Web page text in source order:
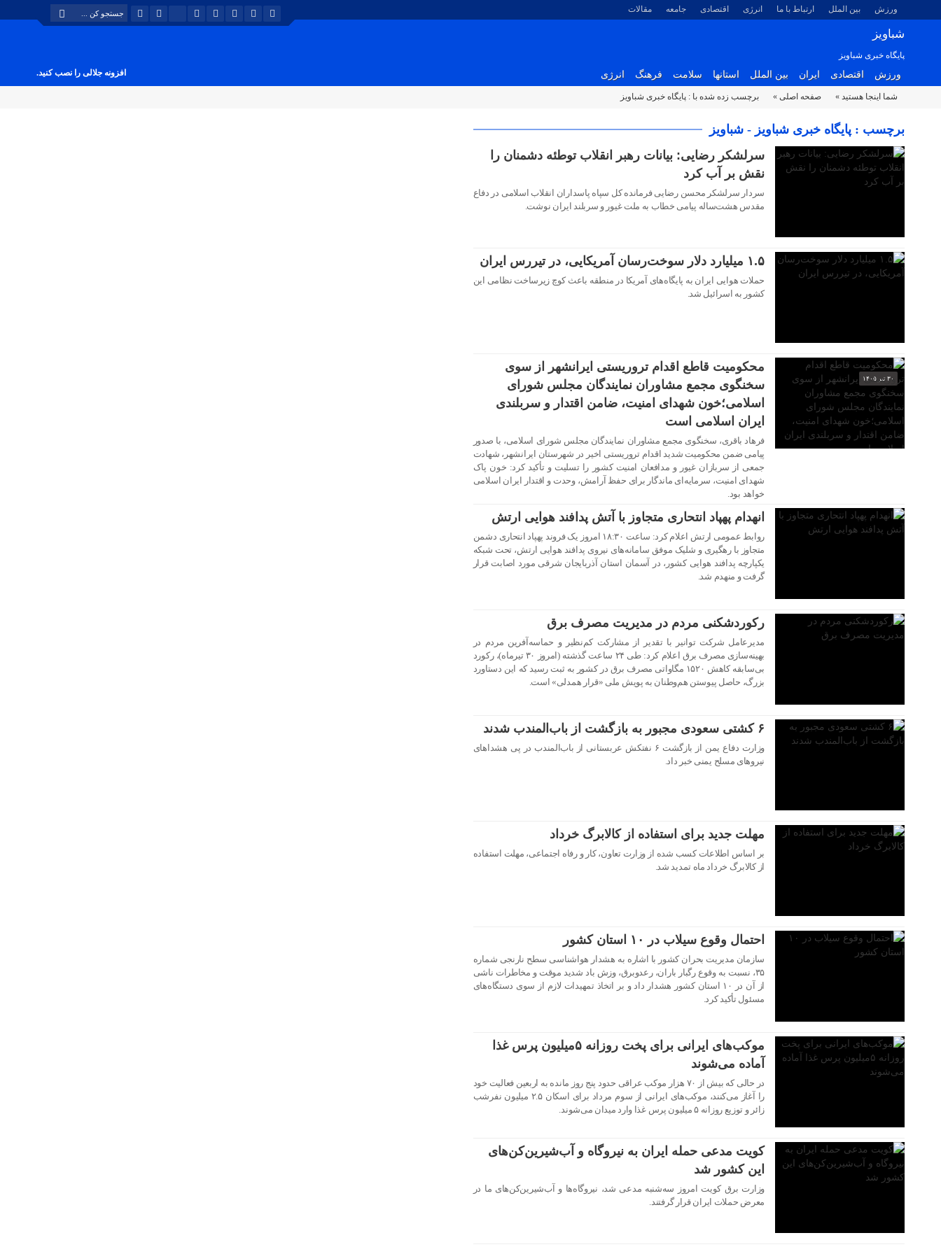
ورزش بین الملل ارتباط با ما انرژی اقتصادی جامعه مقالات
شباویز
پایگاه خبری شباویز
ورزش اقتصادی ایران بین الملل استانها سلامت فرهنگ انرژی افزونه جلالی را نصب کنید.
شما اینجا هستید » صفحه اصلی » برچسب زده شده با : پایگاه خبری شباویز
برچسب : پایگاه خبری شباویز - شباویز
سرلشکر رضایی: بیانات رهبر انقلاب توطئه دشمنان را
نقش بر آب کرد
سردار سرلشکر محسن رضایی فرمانده کل سپاه پاسداران انقلاب اسلامی در دفاع
مقدس هشت‌ساله پیامی خطاب به ملت غیور و سربلند ایران نوشت.
۱.۵ میلیارد دلار سوخت‌رسان آمریکایی، در تیررس ایران
حملات هوایی ایران به پایگاه‌های آمریکا در منطقه باعث کوچ زیرساخت نظامی این
کشور به اسرائیل شد.
۳۰ تیر ۱۴۰۵
محکومیت قاطع اقدام تروریستی ایرانشهر از سوی
سخنگوی مجمع مشاوران نمایندگان مجلس شورای
اسلامی؛خون شهدای امنیت، ضامن اقتدار و سربلندی
ایران اسلامی است
فرهاد باقری، سخنگوی مجمع مشاوران نمایندگان مجلس شورای اسلامی، با صدور
پیامی ضمن محکومیت شدید اقدام تروریستی اخیر در شهرستان ایرانشهر، شهادت
جمعی از سربازان غیور و مدافعان امنیت کشور را تسلیت و تأکید کرد: خون پاک
شهدای امنیت، سرمایه‌ای ماندگار برای حفظ آرامش، وحدت و اقتدار ایران اسلامی
خواهد بود.
انهدام پهپاد انتحاری متجاوز با آتش پدافند هوایی ارتش
روابط عمومی ارتش اعلام کرد: ساعت ۱۸:۳۰ امروز یک فروند پهپاد انتحاری دشمن
متجاوز با رهگیری و شلیک موفق سامانه‌های نیروی پدافند هوایی ارتش، تحت شبکه
یکپارچه پدافند هوایی کشور، در آسمان استان آذربایجان شرقی مورد اصابت قرار
گرفت و منهدم شد.
رکوردشکنی مردم در مدیریت مصرف برق
مدیرعامل شرکت توانیر با تقدیر از مشارکت کم‌نظیر و حماسه‌آفرین مردم در
بهینه‌سازی مصرف برق اعلام کرد: طی ۲۴ ساعت گذشته (امروز ۳۰ تیرماه)، رکورد
بی‌سابقه کاهش ۱۵۲۰ مگاواتی مصرف برق در کشور به ثبت رسید که این دستاورد
بزرگ، حاصل پیوستن هم‌وطنان به پویش ملی «قرار همدلی» است.
۶ کشتی سعودی مجبور به بازگشت از باب‌المندب شدند
وزارت دفاع یمن از بازگشت ۶ نفتکش عربستانی از باب‌المندب در پی هشداهای
نیروهای مسلح یمنی خبر داد.
مهلت جدید برای استفاده از کالابرگ خرداد
بر اساس اطلاعات کسب شده از وزارت تعاون، کار و رفاه اجتماعی، مهلت استفاده
از کالابرگ خرداد ماه تمدید شد.
احتمال وقوع سیلاب در ۱۰ استان کشور
سازمان مدیریت بحران کشور با اشاره به هشدار هواشناسی سطح نارنجی شماره
۳۵، نسبت به وقوع رگبار باران، رعدوبرق، وزش باد شدید موقت و مخاطرات ناشی
از آن در ۱۰ استان کشور هشدار داد و بر اتخاذ تمهیدات لازم از سوی دستگاه‌های
مسئول تأکید کرد.
موکب‌های ایرانی برای پخت روزانه ۵میلیون پرس غذا
آماده می‌شوند
در حالی که بیش از ۷۰ هزار موکب عراقی حدود پنج روز مانده به اربعین فعالیت خود
را آغاز می‌کنند، موکب‌های ایرانی از سوم مرداد برای اسکان ۲.۵ میلیون نفرشب
زائر و توزیع روزانه ۵ میلیون پرس غذا وارد میدان می‌شوند.
کویت مدعی حمله ایران به نیروگاه‌‌ و آب‌شیرین‌کن‌های
این کشور شد
وزارت برق کویت امروز سه‌شنبه مدعی شد، نیروگاه‌ها و آب‌شیرین‌کن‌های ما در
معرض حملات ایران قرار گرفتند.